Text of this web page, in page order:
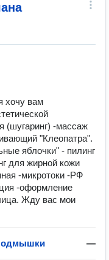
хочу вам
(шугаринг) -массаж
"Клеопатра".
яблочки" - пилинг
для жирной кожи
-микротоки -РФ
-оформление
Жду вас мои
—